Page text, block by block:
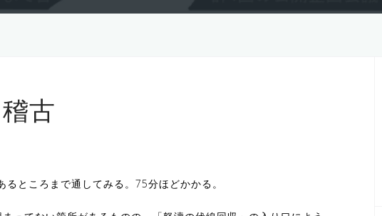
古
ところまで通してみる。75分ほどかかる。